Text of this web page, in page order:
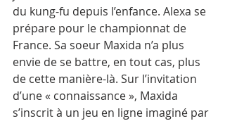
du kung-fu depuis l’enfance. Alexa se
prépare pour le championnat de
France. Sa soeur Maxida n’a plus
envie de se battre, en tout cas, plus
de cette manière-là. Sur l’invitation
d’une « connaissance », Maxida
s’inscrit à un jeu en ligne imaginé par